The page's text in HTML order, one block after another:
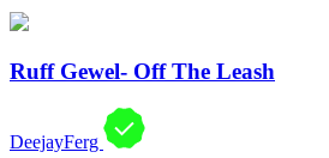
Ruff Gewel- Off The Leash
DeejayFerg